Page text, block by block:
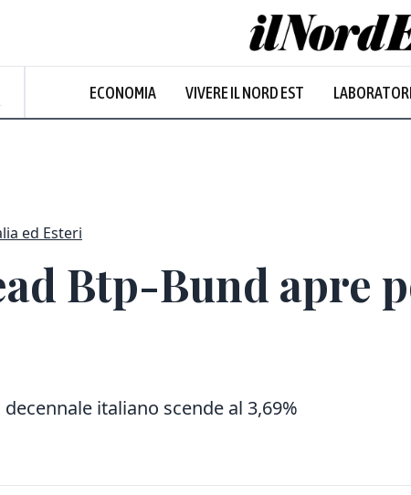
ECONOMIA VIVERE IL NORD EST
ed Esteri
Btp-Bund apre
italiano scende al 3,69%